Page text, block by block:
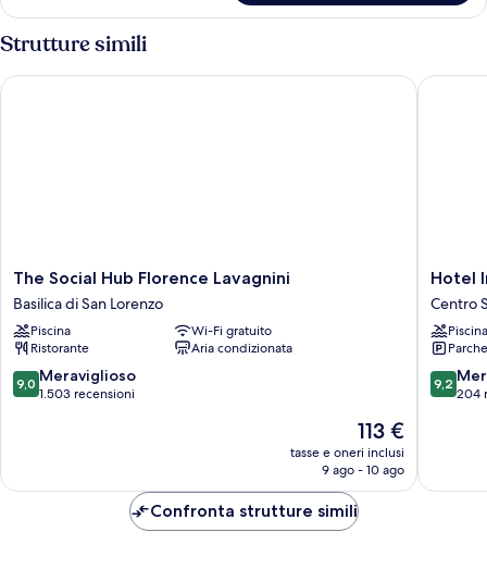
Superior
Spa
Strutture simili
The
Social
Hub
Florence
Lavagnini
Basilica
di
The Social Hub Florence Lavagnini
Basilica di San Lorenzo
Piscina
Wi-Fi gratuito
Ristorante
Aria condizionata
9.0
su
9,0 Meraviglioso
1.503 recensioni
Il
prezzo
attuale
113 €
113 €
tasse e oneri inclusi
9 ago - 10 ago
The Social Hub Florence Lavagnini
Hotel
Indigo
Florence
by
IHG
Centro
Storico
Hotel
Centro
Piscina
9.2
su
9,2
204
Hotel
Confronta strutture simili